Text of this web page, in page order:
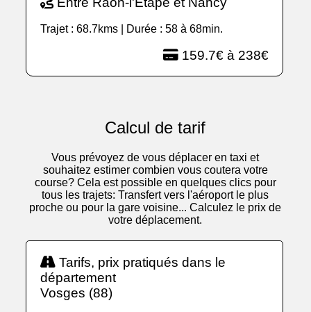
Trajet : 68.7kms | Durée : 58 à 68min.
159.7€ à 238€
Calcul de tarif
Vous prévoyez de vous déplacer en taxi et
souhaitez estimer combien vous coutera votre
course? Cela est possible en quelques clics pour
tous les trajets: Transfert vers l'aéroport le plus
proche ou pour la gare voisine... Calculez le prix de
votre déplacement.
Tarifs, prix pratiqués dans le
département
Vosges (88)